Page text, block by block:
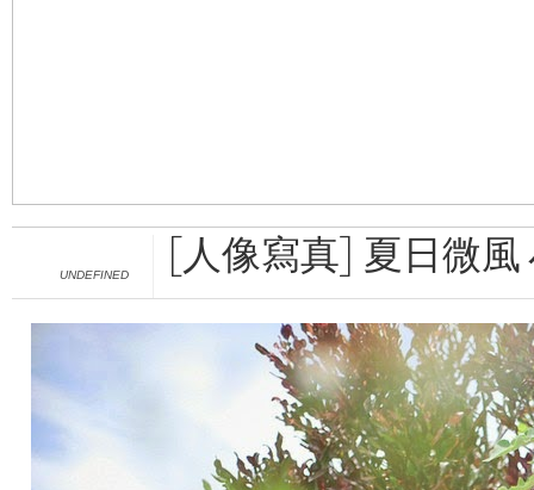
UNDEFINED [人像寫真] 夏日微風